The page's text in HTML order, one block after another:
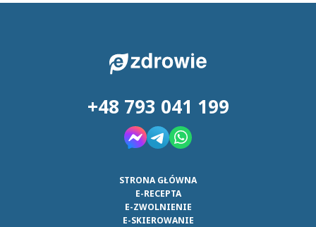
+48 793 041 199
STRONA GŁÓWNA
E-RECEPTA
E-ZWOLNIENIE
E-SKIEROWANIE